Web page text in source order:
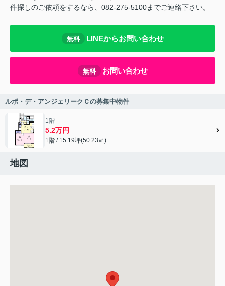
件探しのご依頼をするなら、082-275-5100までご連絡下さい。
無料 LINEからお問い合わせ
無料 お問い合わせ
ルポ・デ・アンジェリークＣの募集中物件
1階
5.2万円
1階 / 15.19坪(50.23㎡)
地図